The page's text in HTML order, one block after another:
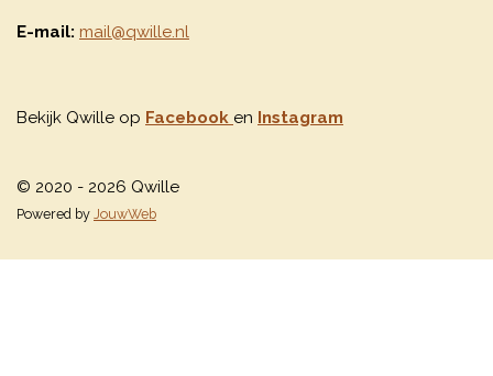
E-mail: mail@qwille.nl
Bekijk Qwille op Facebook en Instagram
© 2020 - 2026 Qwille
Powered by JouwWeb